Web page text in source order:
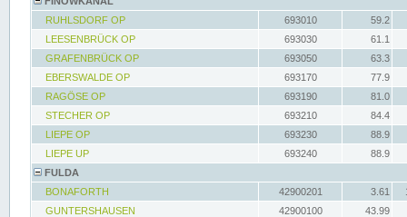
RUHLSDORF OP
693010
59.2
LEESENBRÜCK OP
693030
61.1
GRAFENBRÜCK OP
693050
63.3
EBERSWALDE OP
693170
77.9
RAGÖSE OP
693190
81.0
STECHER OP
693210
84.4
LIEPE OP
693230
88.9
LIEPE UP
693240
88.9
FULDA
BONAFORTH
42900201 3.61
GUNTERSHAUSEN
42900100
43.99